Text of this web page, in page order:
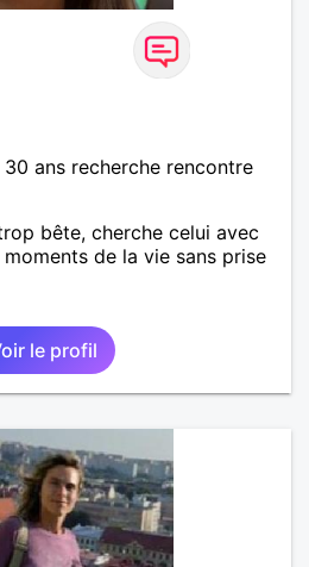
ans recherche rencontre
bête, cherche celui avec
de la vie sans prise
le profil